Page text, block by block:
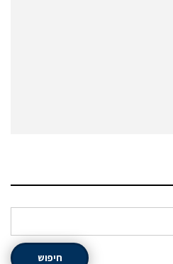
חיפוש